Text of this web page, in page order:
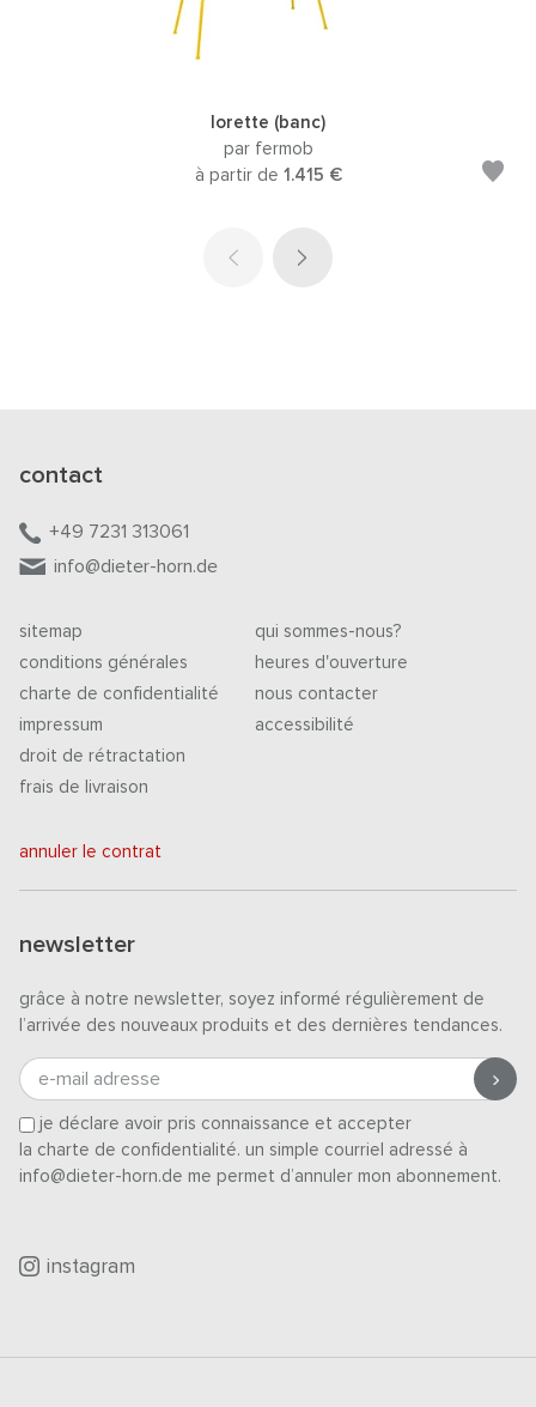
lorette (banc)
par fermob
à partir de 1.415 €
contact
+49 7231 313061
info@dieter-horn.de
sitemap
conditions générales
charte de confidentialité
impressum
droit de rétractation
frais de livraison
qui sommes-nous?
heures d'ouverture
nous contacter
accessibilité
annuler le contrat
newsletter
grâce à notre newsletter, soyez informé régulièrement de
l’arrivée des nouveaux produits et des dernières tendances.
e-mail adresse
je déclare avoir pris connaissance et accepter
la charte de confidentialité. un simple courriel adressé à
info@dieter-horn.de me permet d’annuler mon abonnement.
instagram